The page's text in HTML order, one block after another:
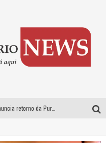
Proibida anuncia retorno da Puro Malte Extra e consolida trajetória de democratização cervejeira no Brasil